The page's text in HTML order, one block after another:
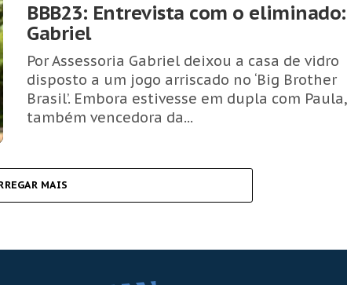
BBB23: Entrevista com o eliminado:
Gabriel
Por Assessoria Gabriel deixou a casa de vidro
disposto a um jogo arriscado no ‘Big Brother
Brasil’. Embora estivesse em dupla com Paula,
também vencedora da...
MAIS